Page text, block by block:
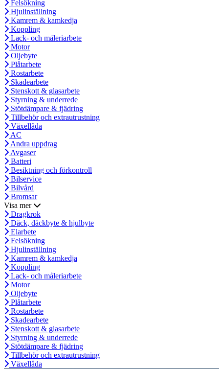
Felsökning
Hjulinställning
Kamrem & kamkedja
Koppling
Lack- och måleriarbete
Motor
Oljebyte
Plåtarbete
Rostarbete
Skadearbete
Stenskott & glasarbete
Styrning & underrede
Stötdämpare & fjädring
Tillbehör och extrautrustning
Växellåda
AC
Andra uppdrag
Avgaser
Batteri
Besiktning och förkontroll
Bilservice
Bilvård
Bromsar
Visa mer
Dragkrok
Däck, däckbyte & hjulbyte
Elarbete
Felsökning
Hjulinställning
Kamrem & kamkedja
Koppling
Lack- och måleriarbete
Motor
Oljebyte
Plåtarbete
Rostarbete
Skadearbete
Stenskott & glasarbete
Styrning & underrede
Stötdämpare & fjädring
Tillbehör och extrautrustning
Växellåda